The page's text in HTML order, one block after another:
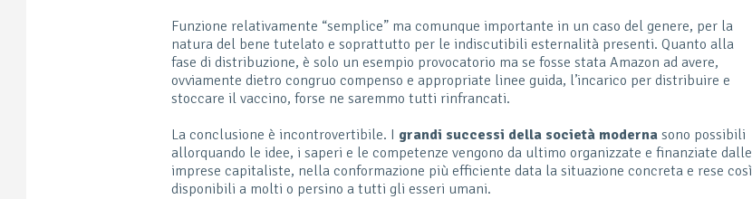
Funzione relativamente “semplice” ma comunque importante in un caso del genere, per la
natura del bene tutelato e soprattutto per le indiscutibili esternalità presenti. Quanto alla
fase di distribuzione, è solo un esempio provocatorio ma se fosse stata Amazon ad avere,
ovviamente dietro congruo compenso e appropriate linee guida, l’incarico per distribuire e
stoccare il vaccino, forse ne saremmo tutti rinfrancati.
La conclusione è incontrovertibile. I grandi successi della società moderna sono possibili
allorquando le idee, i saperi e le competenze vengono da ultimo organizzate e finanziate dalle
imprese capitaliste, nella conformazione più efficiente data la situazione concreta e rese così
disponibili a molti o persino a tutti gli esseri umani.